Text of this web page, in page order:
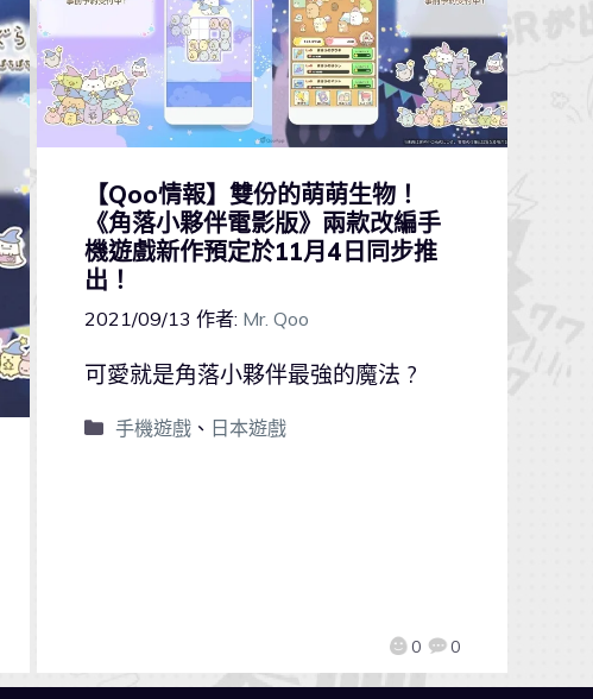
【Qoo情報】雙份的萌萌生物！
《角落小夥伴電影版》兩款改編手
機遊戲新作預定於11月4日同步推
出！
2021/09/13 作者: Mr. Qoo
0 0
可愛就是角落小夥伴最強的魔法 ?
手機遊戲、 日本遊戲